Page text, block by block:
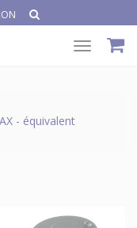
Toggle
- équivalent